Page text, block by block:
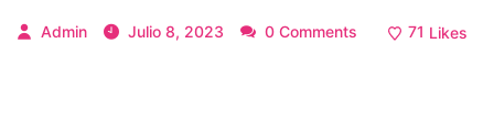
Admin Julio 8, 2023 0 Comments 71 Likes